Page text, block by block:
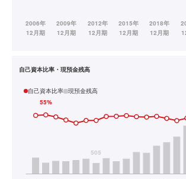
自己資本比率・現預金残高
自己資本比率 現預金残高